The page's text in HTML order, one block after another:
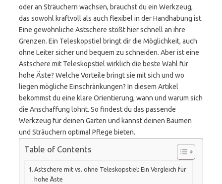
oder an Sträuchern wachsen, brauchst du ein Werkzeug,
das sowohl kraftvoll als auch flexibel in der Handhabung ist.
Eine gewöhnliche Astschere stößt hier schnell an ihre
Grenzen. Ein Teleskopstiel bringt dir die Möglichkeit, auch
ohne Leiter sicher und bequem zu schneiden. Aber ist eine
Astschere mit Teleskopstiel wirklich die beste Wahl für
hohe Äste? Welche Vorteile bringt sie mit sich und wo
liegen mögliche Einschränkungen? In diesem Artikel
bekommst du eine klare Orientierung, wann und warum sich
die Anschaffung lohnt. So findest du das passende
Werkzeug für deinen Garten und kannst deinen Bäumen
und Sträuchern optimal Pflege bieten.
Table of Contents
Astschere mit vs. ohne Teleskopstiel: Ein Vergleich für
hohe Äste